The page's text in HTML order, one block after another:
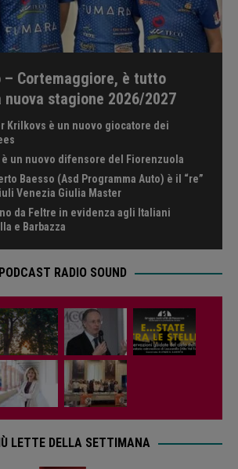
– Cortemaggiore, è tutto
stagione 2026/2027
Krilkovs è un nuovo giocatore dei
è un nuovo difensore del Fiorenzuola
Baesso (Asd Programma Auto) è il “re”
Venezia Giulia Master
da Feltre in evidenza agli Italiani
e Barbazza
PODCAST RADIO SOUND
LETTE DELLA SETTIMANA